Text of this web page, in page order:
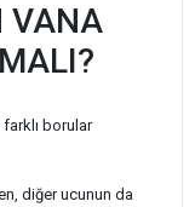
VANA
farklı borular
diğer ucunun da